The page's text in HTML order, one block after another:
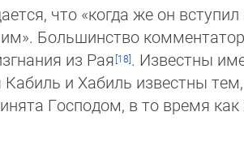
что «когда же он
Боль­шин­ст­во
из Рая
. Известны
и Хабиль известны
Господом, в то время